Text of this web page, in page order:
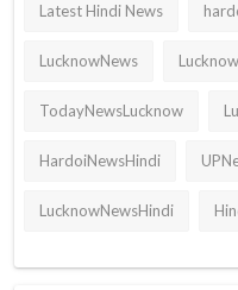
Latest Hindi News
LucknowNews
TodayNewsLucknow
HardoiNewsHindi
LucknowNewsHindi